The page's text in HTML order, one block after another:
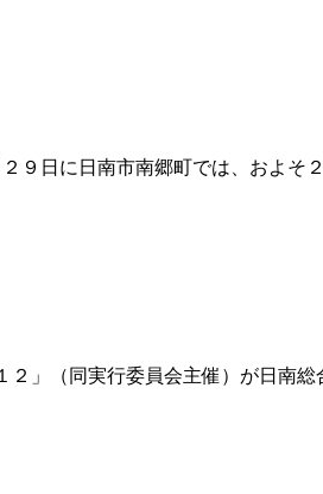
日に日南市南郷町では、およそ
」（同実行委員会主催）が日南